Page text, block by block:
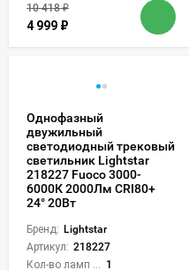
10 418₽
4 999 ₽
Однофазный
двужильный
светодиодный трековый
светильник Lightstar
218227 Fuoco 3000-
6000К 2000Лм CRI80+
24° 20Вт
Бренд: Lightstar
Артикул: 218227
1